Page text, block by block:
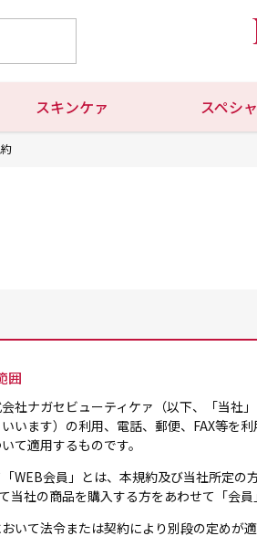
スキンケァ スペシ
囲
社ナガセビューティケァ（以下、「当
いいます）の利用、電話、郵便、FAX等
て適用するものです。
WEB会員」とは、本規約及び当社所定の
当社の商品を購入する方をあわせて「会員
いて法令または契約により別段の定めが